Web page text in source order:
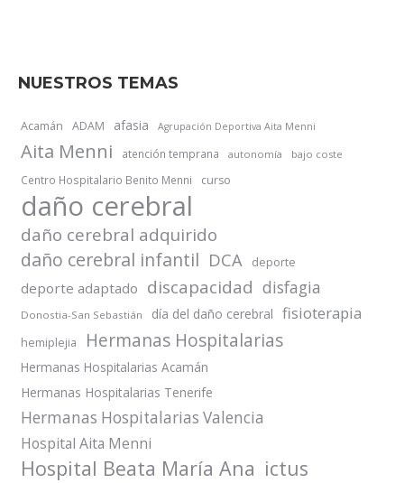
NUESTROS TEMAS
Acamán ADAM afasia Agrupación Deportiva Aita Menni
Aita Menni atención temprana autonomía bajo coste
Centro Hospitalario Benito Menni curso
daño cerebral
daño cerebral adquirido
daño cerebral infantil DCA deporte
deporte adaptado discapacidad disfagia
Donostia-San Sebastián día del daño cerebral fisioterapia
hemiplejia Hermanas Hospitalarias
Hermanas Hospitalarias Acamán
Hermanas Hospitalarias Tenerife
Hermanas Hospitalarias Valencia
Hospital Aita Menni
Hospital Beata María Ana ictus